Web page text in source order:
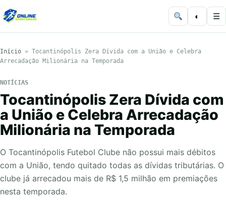
◐ ☰
Início » Tocantinópolis Zera Dívida com a União e Celebra
Arrecadação Milionária na Temporada
NOTÍCIAS
Tocantinópolis Zera Dívida com
a União e Celebra Arrecadação
Milionária na Temporada
O Tocantinópolis Futebol Clube não possui mais débitos
com a União, tendo quitado todas as dívidas tributárias. O
clube já arrecadou mais de R$ 1,5 milhão em premiações
nesta temporada.